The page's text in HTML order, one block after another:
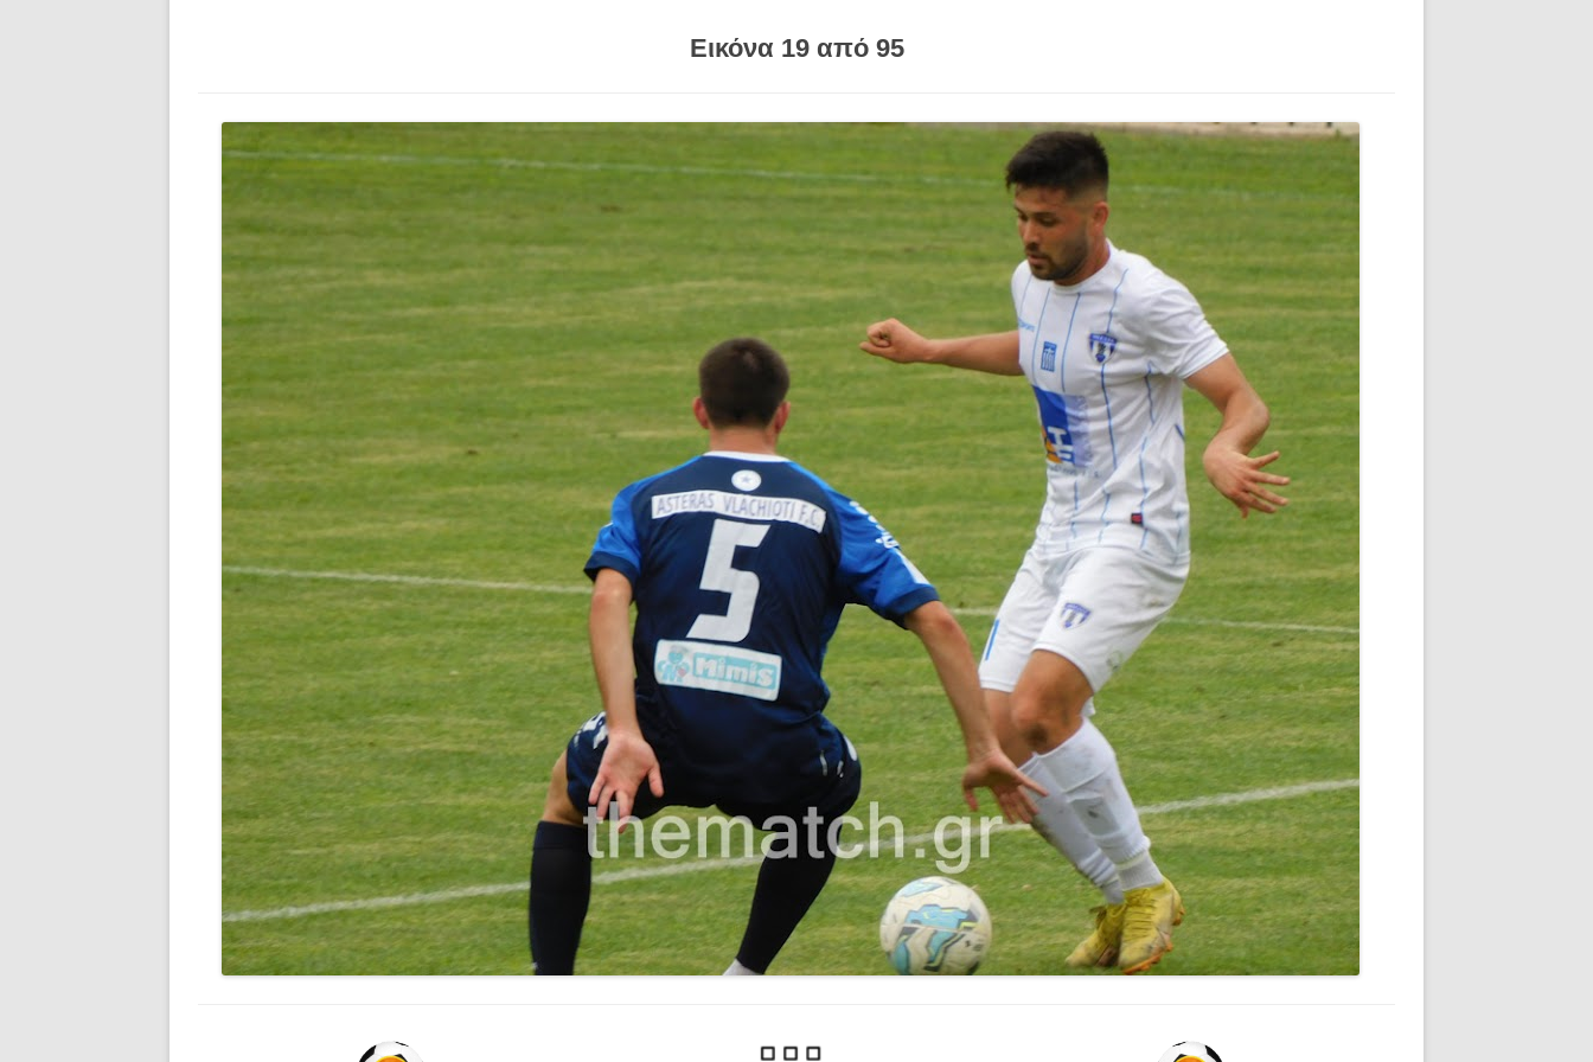
Εικόνα 19 από 95